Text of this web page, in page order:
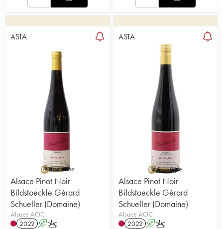
ASTA
Alsace Pinot Noir
Bildstoeckle Gérard
Schueller (Domaine)
Alsace AOC
2022 AK
ASTA
Alsace Pinot Noir
Bildstoeckle Gérard
Schueller (Domaine)
Alsace AOC
2022 AK